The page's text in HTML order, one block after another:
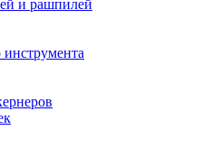
и рашпилей